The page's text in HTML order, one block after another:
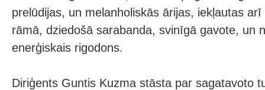
prelūdijas, un melanholiskās ārijas, iekļautas
rāmā, dziedošā sarabanda, svinīgā gavote, un
enerģiskais rigodons.
Diriģents Guntis Kuzma stāsta par sagatavoto